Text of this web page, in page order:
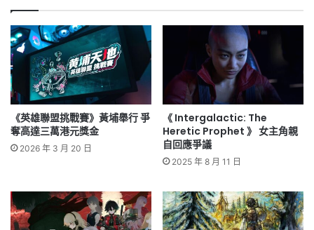
《英雄聯盟挑戰賽》黃埔舉行 爭
奪高達三萬港元獎金
2026 年 3 月 20 日
《 Intergalactic: The
Heretic Prophet 》 女主角親
自回應爭議
2025 年 8 月 11 日